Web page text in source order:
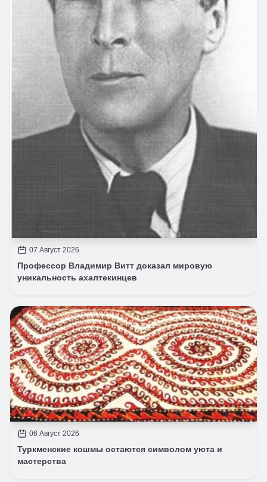
07 Август 2026
Профессор Владимир Витт доказал мировую
уникальность ахалтекинцев
06 Август 2026
Туркменские кошмы остаются символом уюта и
мастерства